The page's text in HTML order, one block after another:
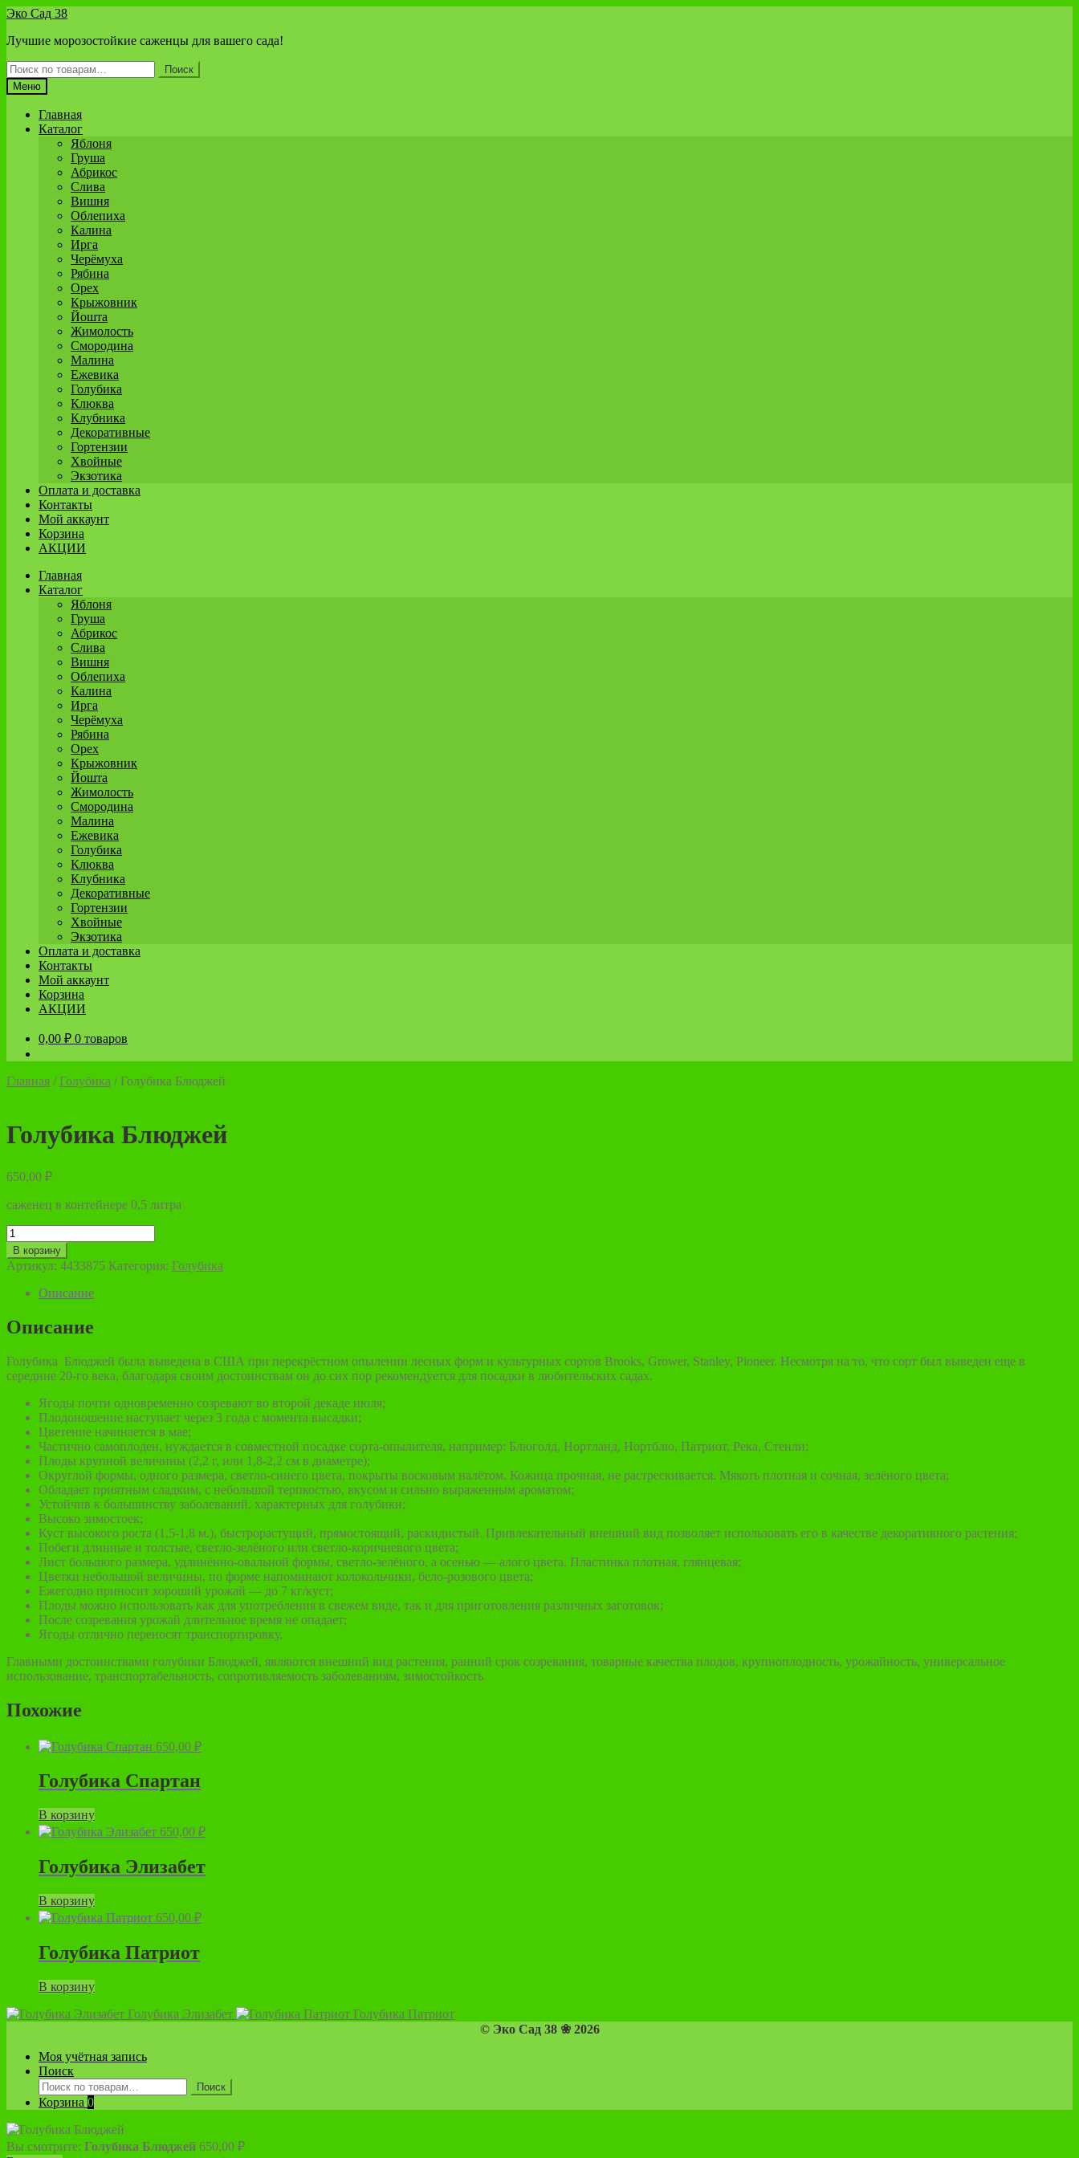
Перейти
навигации
Перейти
содержимому
Эко Сад 38
Лучшие морозостойкие саженцы для вашего сада!
Искать:
Поиск
Меню
Главная
Каталог
Яблоня
Груша
Абрикос
Слива
Вишня
Облепиха
Калина
Ирга
Черёмуха
Рябина
Орех
Крыжовник
Йошта
Жимолость
Смородина
Малина
Ежевика
Голубика
Клюква
Клубника
Декоративные
Гортензии
Хвойные
Экзотика
Оплата и доставка
Контакты
Мой аккаунт
Корзина
АКЦИИ
Главная
Каталог
Яблоня
Груша
Абрикос
Слива
Вишня
Облепиха
Калина
Ирга
Черёмуха
Рябина
Орех
Крыжовник
Йошта
Жимолость
Смородина
Малина
Ежевика
Голубика
Клюква
Клубника
Декоративные
Гортензии
Хвойные
Экзотика
Оплата и доставка
Контакты
Мой аккаунт
Корзина
АКЦИИ
0,00 ₽ 0 товаров
Главная /Голубика /Голубика Блюджей
Голубика Блюджей
650,00 ₽
саженец в контейнере 0,5 литра
Количество
товара
Голубика
Блюджей
В корзину
Артикул: 4433875 Категория: Голубика
Описание
Описание
Голубика Блюджей была выведена в США при перекрёстном опылении лесных форм и культурных сортов Brooks, Grower, Stanley, Pioneer. Несмотря на то, что сорт был выведен еще в
середине 20-го века, благодаря своим достоинствам он до сих пор рекомендуется для посадки в любительских садах.
Ягоды почти одновременно созревают во второй декаде июля;
Плодоношение наступает через 3 года с момента высадки;
Цветение начинается в мае;
Частично самоплоден, нуждается в совместной посадке сорта-опылителя, например: Блюголд, Нортланд, Нортблю, Патриот, Река, Стенли;
Плоды крупной величины (2,2 г, или 1,8-2,2 см в диаметре);
Округлой формы, одного размера, светло-синего цвета, покрыты восковым налётом. Кожица прочная, не растрескивается. Мякоть плотная и сочная, зелёного цвета;
Обладает приятным сладким, с небольшой терпкостью, вкусом и сильно выраженным ароматом;
Устойчив к большинству заболеваний, характерных для голубики;
Высоко зимостоек;
Куст высокого роста (1,5-1,8 м.), быстрорастущий, прямостоящий, раскидистый. Привлекательный внешний вид позволяет использовать его в качестве декоративного растения;
Побеги длинные и толстые, светло-зелёного или светло-коричневого цвета;
Лист большого размера, удлинённо-овальной формы, светло-зелёного, а осенью — алого цвета. Пластинка плотная, глянцевая;
Цветки небольшой величины, по форме напоминают колокольчики, бело-розового цвета;
Ежегодно приносит хороший урожай — до 7 кг/куст;
Плоды можно использовать как для употребления в свежем виде, так и для приготовления различных заготовок;
После созревания урожай длительное время не опадает;
Ягоды отлично переносят транспортировку.
Главными достоинствами голубики Блюджей, являются внешний вид растения, ранний срок созревания, товарные качества плодов, крупноплодность, урожайность, универсальное
использование, транспортабельность, сопротивляемость заболеваниям, зимостойкость
Похожие
650,00 ₽
Голубика Спартан
В корзину
650,00 ₽
Голубика Элизабет
В корзину
650,00 ₽
Голубика Патриот
В корзину
Голубика Элизабет
Голубика Патриот
© Эко Сад 38 ❀ 2026
Моя учётная запись
Поиск
Искать:
Поиск
Корзина 0
Вы смотрите: Голубика Блюджей 650,00 ₽